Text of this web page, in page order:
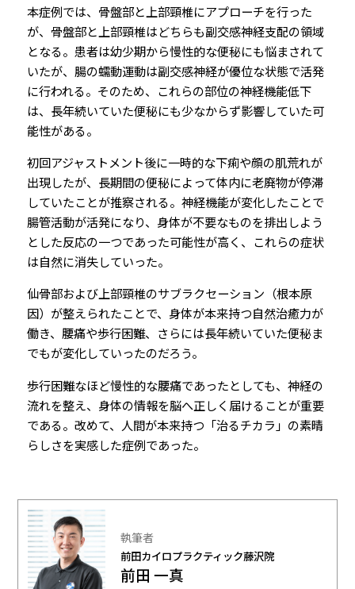
本症例では、骨盤部と上部頸椎にアプローチを行った
が、骨盤部と上部頸椎はどちらも副交感神経支配の領域
となる。患者は幼少期から慢性的な便秘にも悩まされて
いたが、腸の蠕動運動は副交感神経が優位な状態で活発
に行われる。そのため、これらの部位の神経機能低下
は、長年続いていた便秘にも少なからず影響していた可
能性がある。
初回アジャストメント後に一時的な下痢や顔の肌荒れが
出現したが、長期間の便秘によって体内に老廃物が停滞
していたことが推察される。神経機能が変化したことで
腸管活動が活発になり、身体が不要なものを排出しよう
とした反応の一つであった可能性が高く、これらの症状
は自然に消失していった。
仙骨部および上部頸椎のサブラクセーション（根本原
因）が整えられたことで、身体が本来持つ自然治癒力が
働き、腰痛や歩行困難、さらには長年続いていた便秘ま
でもが変化していったのだろう。
歩行困難なほど慢性的な腰痛であったとしても、神経の
流れを整え、身体の情報を脳へ正しく届けることが重要
である。改めて、人間が本来持つ「治るチカラ」の素晴
らしさを実感した症例であった。
執筆者
前田カイロプラクティック藤沢院
前田 一真